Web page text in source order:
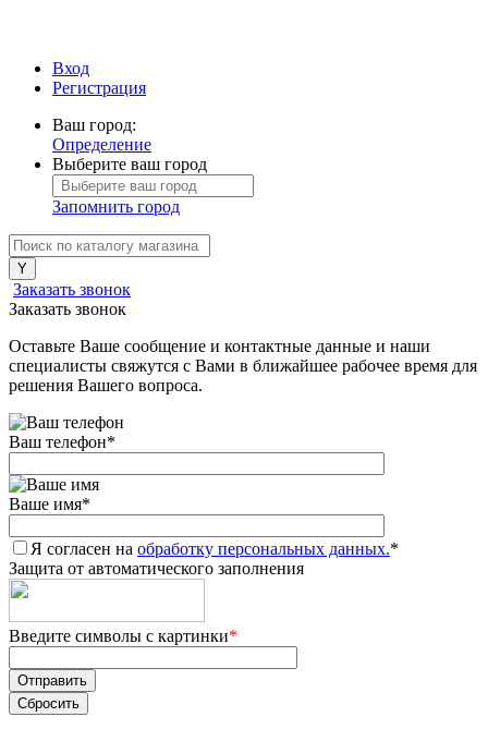
Вход
Регистрация
Ваш город:
Определение
Выберите ваш город
Запомнить город
Заказать звонок
Заказать звонок
Оставьте Ваше сообщение и контактные данные и наши
специалисты свяжутся с Вами в ближайшее рабочее время для
решения Вашего вопроса.
Ваш телефон*
Ваше имя*
Я согласен на обработку персональных данных.*
Защита от автоматического заполнения
Введите символы с картинки*